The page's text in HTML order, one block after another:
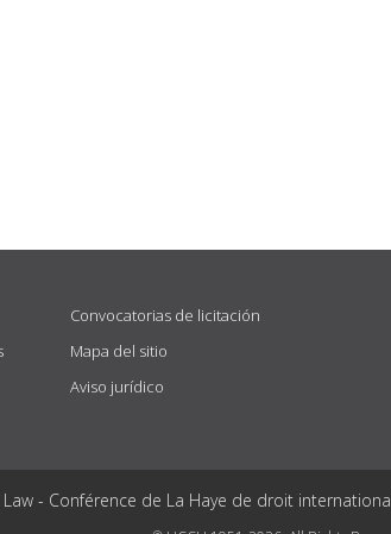
Convocatorias de licitación
Mapa del sitio
Aviso jurídico
- Conférence de La Haye de droit